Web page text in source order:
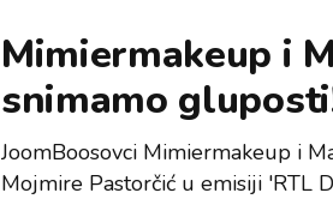
Mimiermakeup i
snimamo
JoomBoosovci Mimiermakeup i
Mojmire Pastorčić u emisiji 'RTL